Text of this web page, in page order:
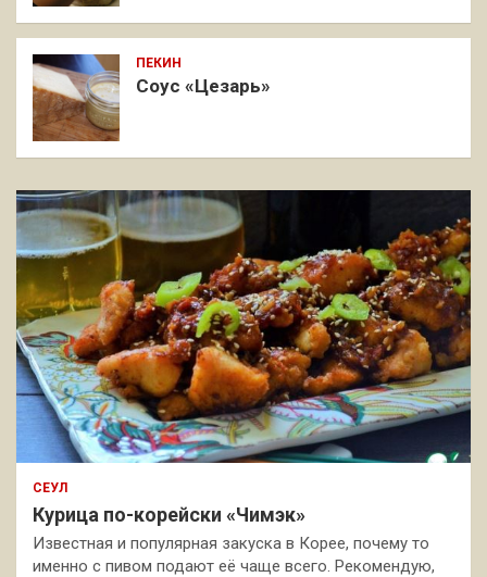
ПЕКИН
Соус «Цезарь»
СЕУЛ
Курица по-корейски «Чимэк»
Известная и популярная закуска в Корее, почему то
именно с пивом подают её чаще всего. Рекомендую,